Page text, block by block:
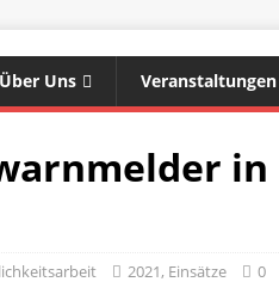
Über Uns Veranstaltungen
in
2021, Einsätze 0